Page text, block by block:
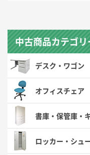
中古商品カテゴリ
デスク・ワゴン
オフィスチェア
書庫・保管庫・
ロッカー・シュ